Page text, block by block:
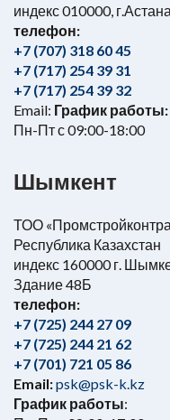
индекс 010000,
телефон:
+7 (707) 318 60 45
+7 (717) 254 39 31
+7 (717) 254 39 32
Email: График работы:
Пн-Пт с 09:00-18:00
Шымкент
ТОО
Республика Казахстан
индекс 160000 г.
Здание 48Б
телефон:
+7 (725) 244 27 09
+7 (725) 244 21 62
+7 (701) 721 05 86
Email:psk@psk-k.kz
График работы: